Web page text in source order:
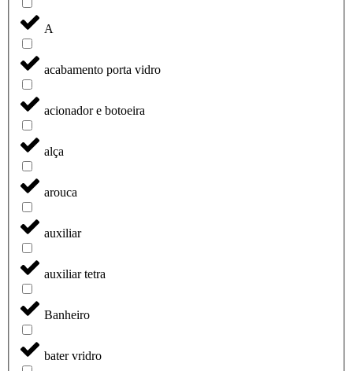
A
acabamento porta vidro
acionador e botoeira
alça
arouca
auxiliar
auxiliar tetra
Banheiro
bater vridro